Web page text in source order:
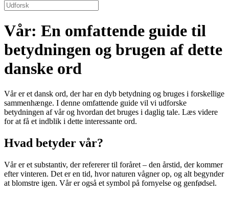
Vår: En omfattende guide til
betydningen og brugen af dette
danske ord
Vår er et dansk ord, der har en dyb betydning og bruges i forskellige
sammenhænge. I denne omfattende guide vil vi udforske
betydningen af ​​vår og hvordan det bruges i daglig tale. Læs videre
for at få et indblik i dette interessante ord.
Hvad betyder vår?
Vår er et substantiv, der refererer til foråret – den årstid, der kommer
efter vinteren. Det er en tid, hvor naturen vågner op, og alt begynder
at blomstre igen. Vår er også et symbol på fornyelse og genfødsel.